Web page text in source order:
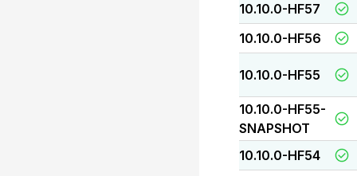
10.10.0-HF57
10.10.0-HF56
10.10.0-HF55
10.10.0-HF55-
SNAPSHOT
10.10.0-HF54